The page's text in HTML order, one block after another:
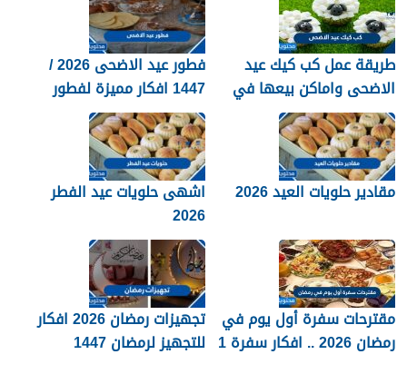
طريقة عمل كب كيك عيد
الاضحى واماكن بيعها في
السعودية 2026 / 1447
فطور عيد الاضحى 2026 /
1447 افكار مميزة لفطور
العيد
مقادير حلويات العيد 2026
اشهى حلويات عيد الفطر
2026
مقترحات سفرة أول يوم في
رمضان 2026 .. افكار سفرة 1
تجهيزات رمضان 2026 افكار
للتجهيز لرمضان 1447